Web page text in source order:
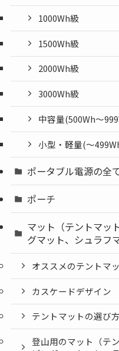
1000Wh級
1500Wh級
2000Wh級
3000Wh級
中容量(500Wh～
小型・軽量(〜
ポータブル電源の全
ポーチ
マット（テントマッ
グマット、シュラフ
オススメのテントマ
カスケードデザイン
テントマットの選び方
登山用のマット（テ